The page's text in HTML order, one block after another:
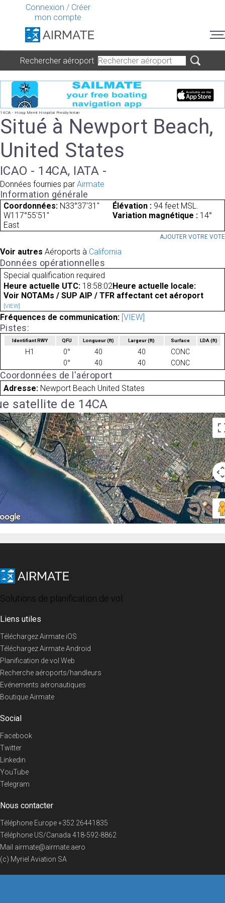
Connexion / Créer
mon compte
Rechercher aéroport
14CA - Hoag Meml Hospital Presbyterian
Situé à Newport Beach,
United States
ICAO - 14CA, IATA -
Données fournies par Airmate
Information générale
Coordonnées: N33°37'31"
W117°55'51"
Élévation : 94 feet MSL.
Variation magnétique : 14°
East
AJOUTER VOTRE VOTE
Voir autres Aéroports à California
Données opérationnelles
Special qualification required
Heure actuelle UTC: 18:58:02Heure actuelle locale:
Voir NOTAMs / SUP AIP / TFR affectant cet aéroport
[VIEW]
Fréquences de communication: [VIEW]
Pistes:
Identifiant RWY QFU Longueur(ft) Largeur(ft) Surface LDA(ft)
H1 0° 40 40
CONC
0°
40 40 CONC
Coordonnées de l'aéroport
Adresse: Newport Beach United States
satellite de 14CA
Solutions de planification de vol
Liens utiles
Téléchargez Airmate iOS
Téléchargez Airmate Android
Planification de vol Web
Recherche aéroports/handleurs
Evénements aéronautiques
Boutique Airmate
Social
Facebook
Twitter
Linkedin
YouTube
Telegram
Nous contacter
Téléphone Europe+352 26441835
Téléphone US/Canada 418-592-8862
Mail airmate@airmate.aero
(c) Myriel Aviation SA